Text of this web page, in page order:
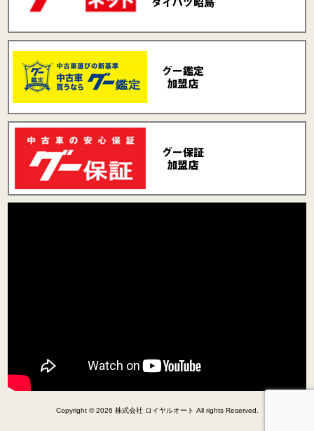
Copyright © 2026 株式会社 ロイヤルオート All rights Reserved.